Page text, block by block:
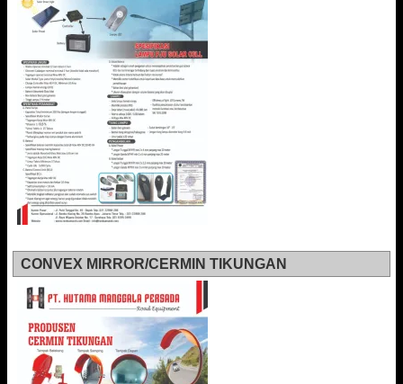
CONVEX MIRROR/CERMIN TIKUNGAN